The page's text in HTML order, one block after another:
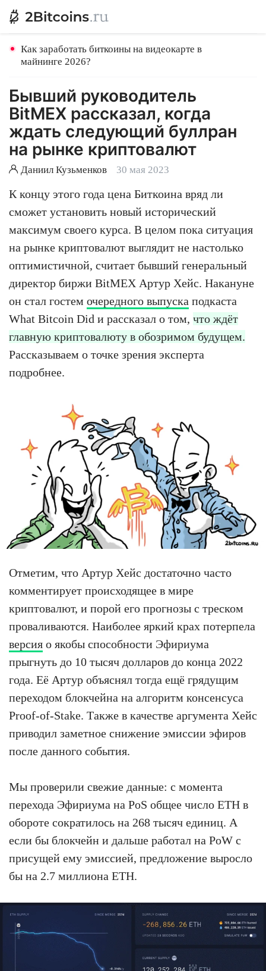
Как заработать биткоины на видеокарте в
майнинге 2026?
Бывший руководитель
BitMEX рассказал, когда
ждать следующий буллран
на рынке криптовалют
Даниил Кузьменков 30 мая 2023
К концу этого года цена Биткоина вряд ли
сможет установить новый исторический
максимум своего курса. В целом пока ситуация
на рынке криптовалют выглядит не настолько
оптимистичной, считает бывший генеральный
директор биржи BitMEX Артур Хейс. Накануне
он стал гостем очередного выпуска подкаста
What Bitcoin Did и рассказал о том, что ждёт
главную криптовалюту в обозримом будущем.
Рассказываем о точке зрения эксперта
подробнее.
Отметим, что Артур Хейс достаточно часто
комментирует происходящее в мире
криптовалют, и порой его прогнозы с треском
проваливаются. Наиболее яркий крах потерпела
версия о якобы способности Эфириума
прыгнуть до 10 тысяч долларов до конца 2022
года. Её Артур объяснял тогда ещё грядущим
переходом блокчейна на алгоритм консенсуса
Proof-of-Stake. Также в качестве аргумента Хейс
приводил заметное снижение эмиссии эфиров
после данного события.
Мы проверили свежие данные: с момента
перехода Эфириума на PoS общее число ETH в
обороте сократилось на 268 тысяч единиц. А
если бы блокчейн и дальше работал на PoW с
присущей ему эмиссией, предложение выросло
бы на 2.7 миллиона ETH.